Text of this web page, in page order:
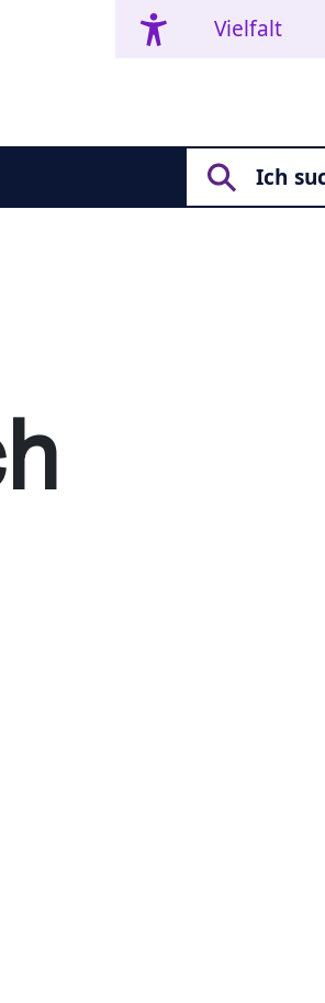
Vielfalt